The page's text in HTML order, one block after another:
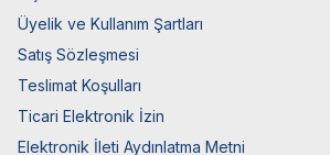
Üyelik ve Kullanım Şartları
Satış Sözleşmesi
Teslimat Koşulları
Ticari Elektronik İzin
Elektronik İleti Aydınlatma Metni